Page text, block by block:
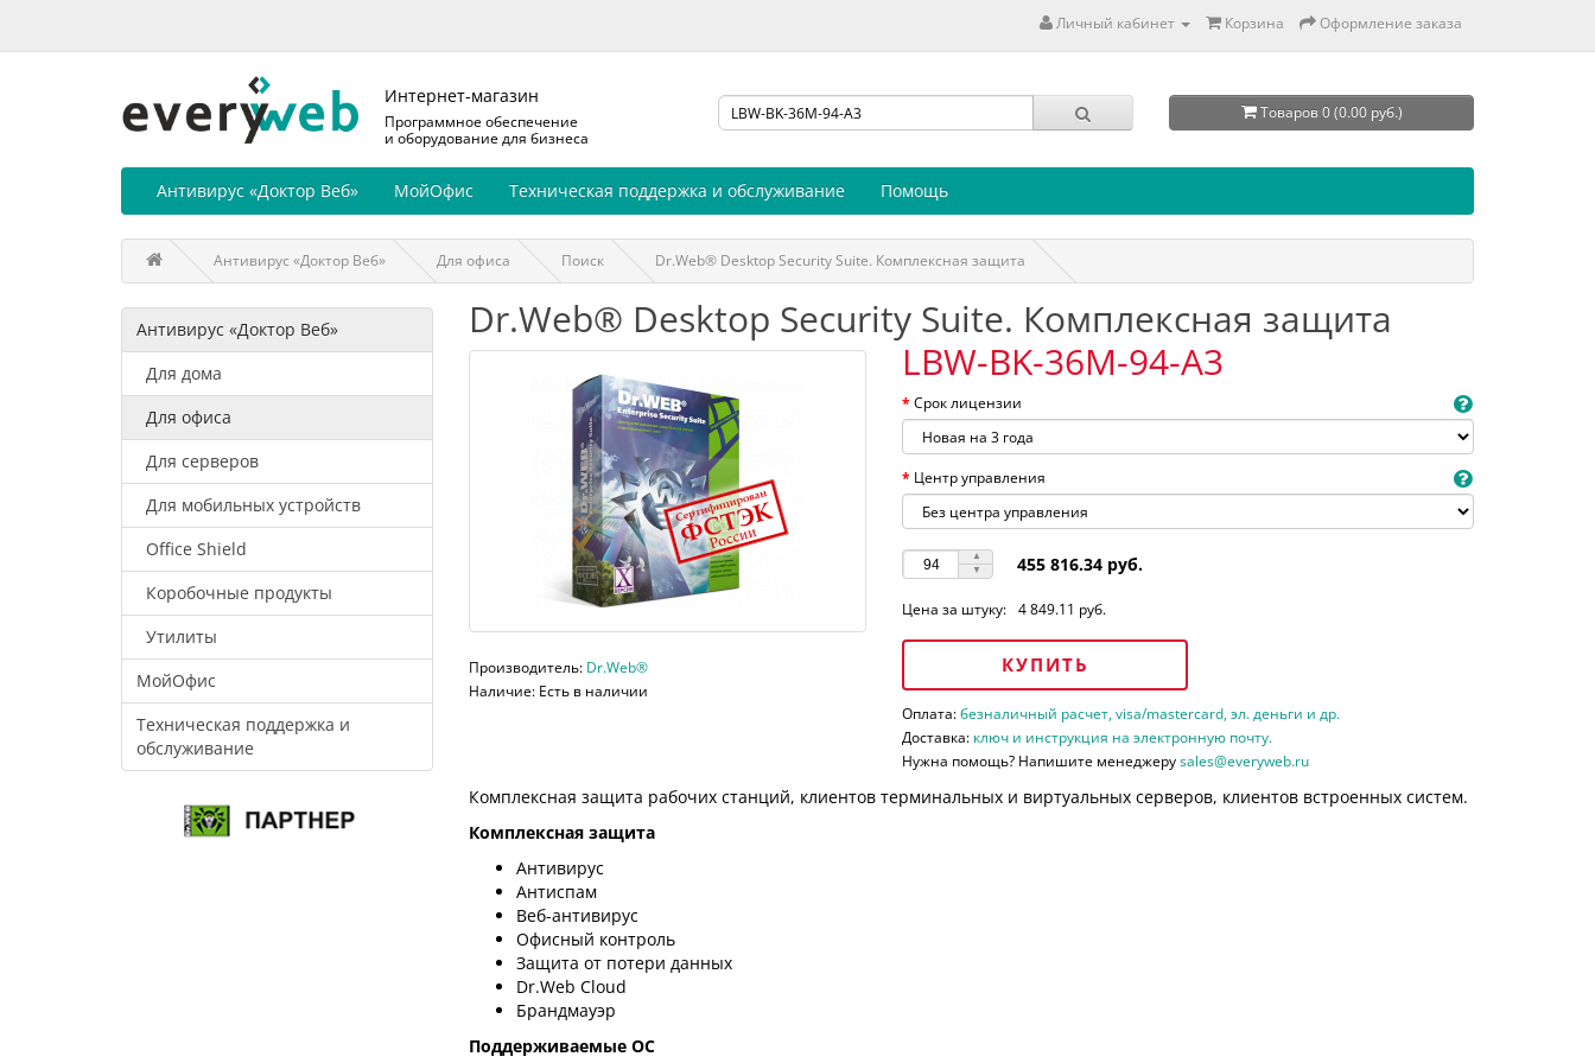
Личный кабинет Корзина Оформление заказа
Интернет-магазин
Программное обеспечение
и оборудование для бизнеса
Товаров 0 (0.00 руб.)
Антивирус «Доктор Веб» МойОфис Техническая поддержка и обслуживание Помощь
Антивирус «Доктор Веб» Для офиса Поиск Dr.Web® Desktop Security Suite. Комплексная защита
Антивирус «Доктор Веб»
Для дома
Для офиса
Для серверов
Для мобильных устройств
Office Shield
Коробочные продукты
Утилиты
МойОфис
Техническая поддержка и
обслуживание
Dr.Web® Desktop Security Suite. Комплексная защита
Производитель: Dr.Web®
Наличие: Есть в наличии
LBW-BK-36M-94-A3
Срок лицензии
Центр управления
455 816.34 руб.
Цена за штуку: 4 849.11 руб.
КУПИТЬ
Оплата:безналичный расчет, visa/mastercard, эл. деньги и др.
Доставка: ключ и инструкция на электронную почту.
Нужна помощь? Напишите менеджеруsales@everyweb.ru
Комплексная защита рабочих станций, клиентов терминальных и виртуальных серверов, клиентов встроенных систем.
Комплексная защита
Антивирус
Антиспам
Веб-антивирус
Офисный контроль
Защита от потери данных
Dr.Web Cloud
Брандмауэр
Поддерживаемые ОС